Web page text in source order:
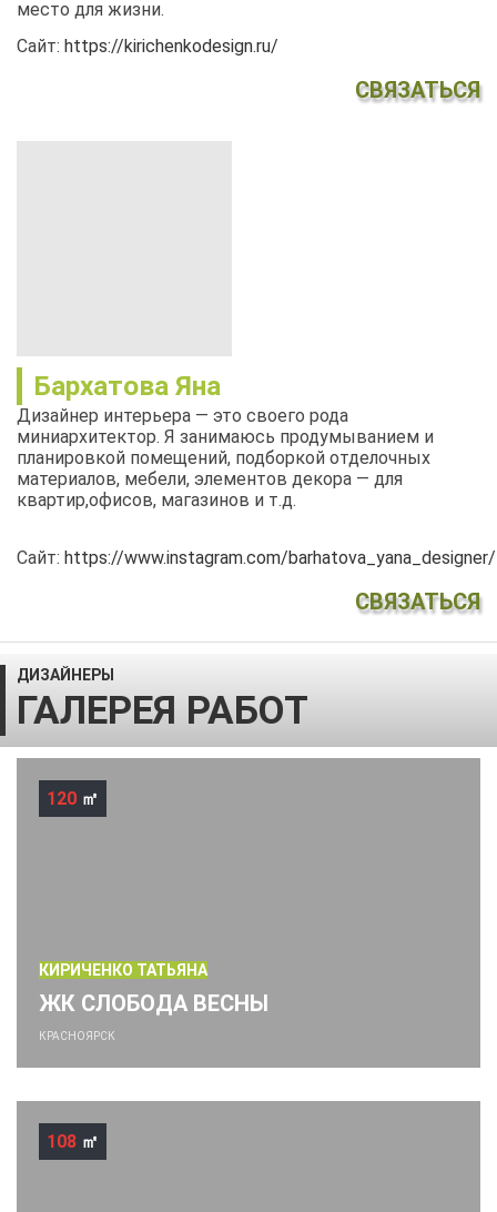
место для жизни.
Сайт: https://kirichenkodesign.ru/
СВЯЗАТЬСЯ
Бархатова Яна
Дизайнер интерьера — это своего рода
миниархитектор. Я занимаюсь продумыванием и
планировкой помещений, подборкой отделочных
материалов, мебели, элементов декора — для
квартир,офисов, магазинов и т.д.
Сайт: https://www.instagram.com/barhatova_yana_designer/
СВЯЗАТЬСЯ
ДИЗАЙНЕРЫ
ГАЛЕРЕЯ РАБОТ
120㎡
КИРИЧЕНКО ТАТЬЯНА
ЖК СЛОБОДА ВЕСНЫ
КРАСНОЯРСК
108㎡